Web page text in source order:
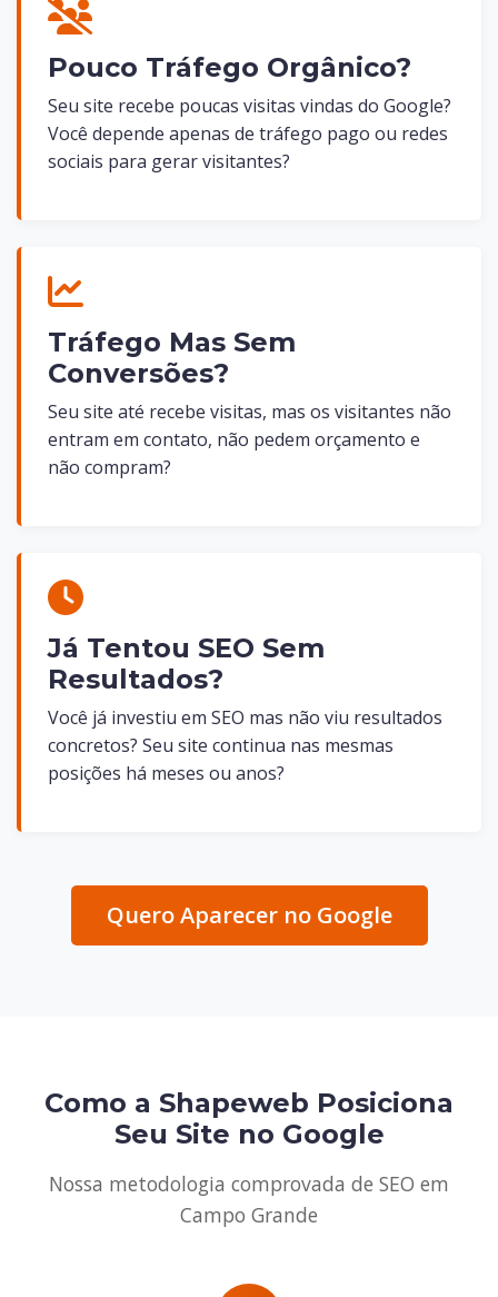
Pouco Tráfego Orgânico?
Seu site recebe poucas visitas vindas do Google?
Você depende apenas de tráfego pago ou redes
sociais para gerar visitantes?
Tráfego Mas Sem
Conversões?
Seu site até recebe visitas, mas os visitantes não
entram em contato, não pedem orçamento e
não compram?
Já Tentou SEO Sem
Resultados?
Você já investiu em SEO mas não viu resultados
concretos? Seu site continua nas mesmas
posições há meses ou anos?
Quero Aparecer no Google
Como a Shapeweb Posiciona
Seu Site no Google
Nossa metodologia comprovada de SEO em
Campo Grande